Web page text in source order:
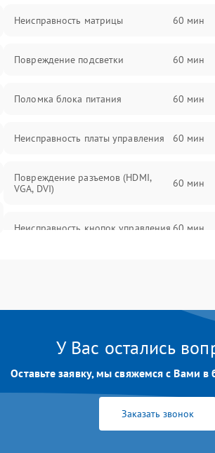
Неисправность матрицы 60 мин
Повреждение подсветки 60 мин
Поломка блока питания 60 мин
Неисправность платы управления 60 мин
Повреждение разъемов (HDMI,
VGA, DVI)
60 мин
Неисправность кнопок управления 60 мин
Неисправность системы защиты от
перегрузок
60 мин
Поломка системы автоматического
У Вас остались
Оставьте заявку, мы свяжемся с Вами
Заказать звонок